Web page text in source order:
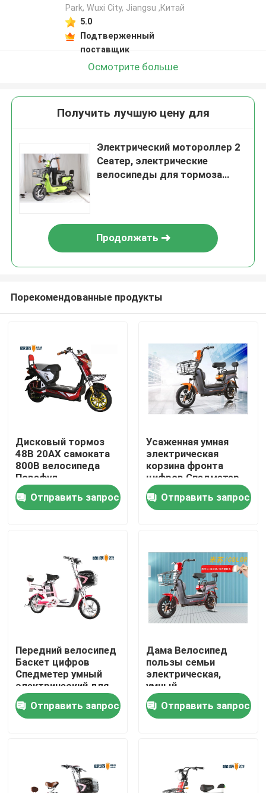
Дома
О Компании
Продукция
Электрический скутер мопеда
Электрический скутер подвижности
скутер электрического баланса
Скутер дам электрический
Park, Wuxi City, Jiangsu ,Китай
5.0
Подтверженный
поставщик
Осмотрите больше
Получить лучшую цену для
Электрический мотороллер 2
Сеатер, электрические
велосипеды для тормоза
Продолжать
Порекомендованные продукты
Дисковый тормоз
48В 20АХ самоката
800В велосипеда
Повефул
электрический е
спорта
Отправить запрос
Усаженная умная
электрическая
корзина фронта
цифров Спедметер
велосипеда
Отправить запрос
Передний велосипед
Баскет цифров
Спедметер умный
электрический для
взрослое
долгосрочного
Отправить запрос
Дама Велосипед
пользы семьи
электрическая,
умный
электрический
велосипед с местом
ребенка
Отправить запрос